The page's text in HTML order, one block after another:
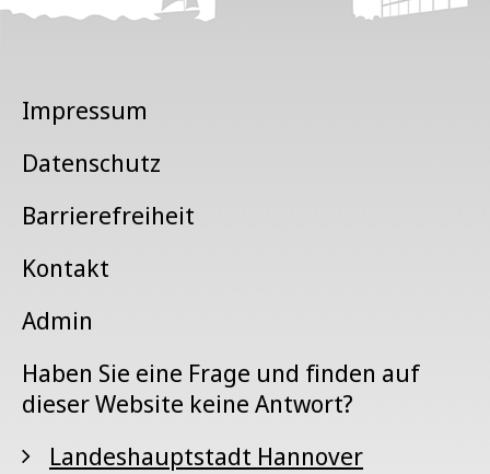
Impressum
Datenschutz
Barrierefreiheit
Kontakt
Admin
Haben Sie eine Frage und finden auf
dieser Website keine Antwort?
Landeshauptstadt Hannover